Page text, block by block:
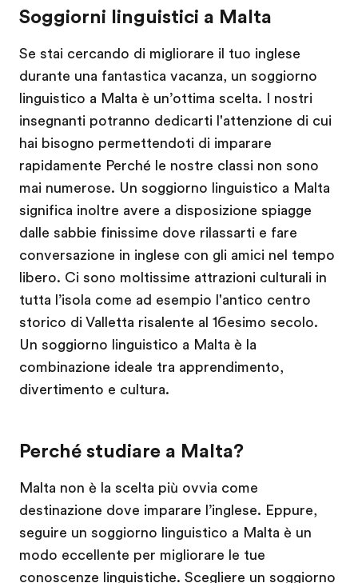
Soggiorni linguistici a Malta
Se stai cercando di migliorare il tuo inglese
durante una fantastica vacanza, un soggiorno
linguistico a Malta è un’ottima scelta. I nostri
insegnanti potranno dedicarti l'attenzione di cui
hai bisogno permettendoti di imparare
rapidamente Perché le nostre classi non sono
mai numerose. Un soggiorno linguistico a Malta
significa inoltre avere a disposizione spiagge
dalle sabbie finissime dove rilassarti e fare
conversazione in inglese con gli amici nel tempo
libero. Ci sono moltissime attrazioni culturali in
tutta l’isola come ad esempio l'antico centro
storico di Valletta risalente al 16esimo secolo.
Un soggiorno linguistico a Malta è la
combinazione ideale tra apprendimento,
divertimento e cultura.
Perché studiare a Malta?
Malta non è la scelta più ovvia come
destinazione dove imparare l’inglese. Eppure,
seguire un soggiorno linguistico a Malta è un
modo eccellente per migliorare le tue
conoscenze linguistiche. Scegliere un soggiorno